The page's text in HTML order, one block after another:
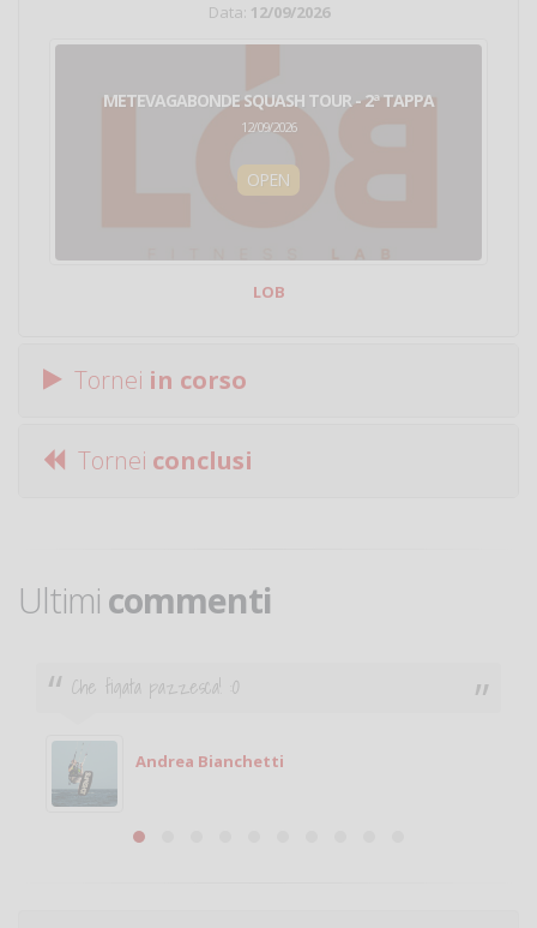
Data: 12/09/2026
METEVAGABONDE SQUASH TOUR - 2ª TAPPA
12/09/2026
OPEN
LOB
Tornei in corso
Tornei conclusi
Ultimi commenti
Che figata pazzesca! :O
Andrea Bianchetti